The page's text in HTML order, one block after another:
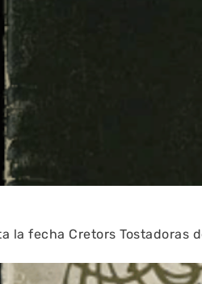
la fecha Cretors Tostadoras